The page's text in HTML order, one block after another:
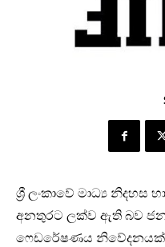
ශ්‍රී ලංකාවේ මාධ්‍ය නිදහස
අනතුරට ලක්ව ඇති බව
ෆෙඩරේෂණය